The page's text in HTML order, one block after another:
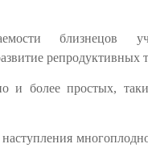
близнецов
репродуктивных
более простых,